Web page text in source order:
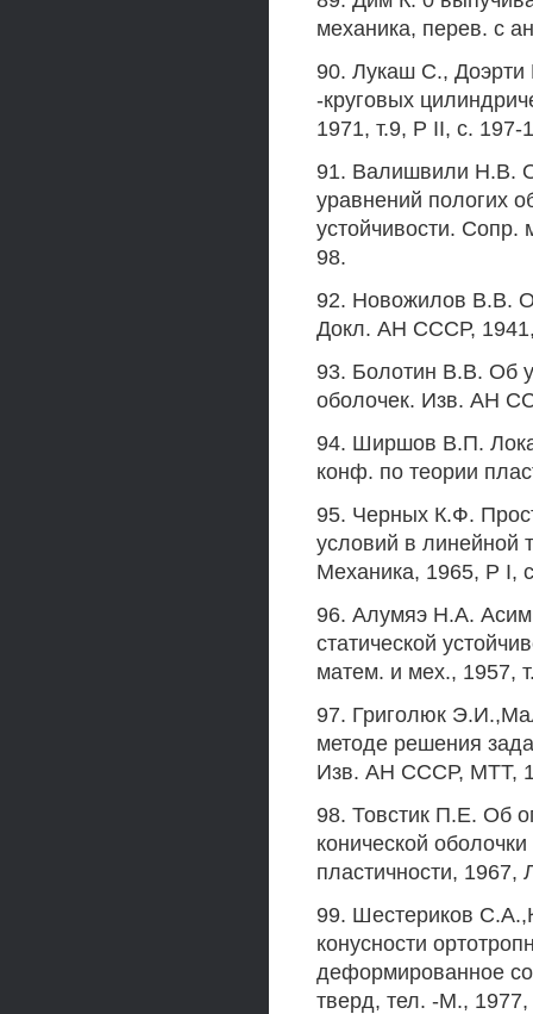
механика, перев. с
90. Лукаш С., Доэрти
-круговых
1971, т.9, Р II, с. 197-
91. Валишвили Н.В.
уравнений пологих
устойчивости. Сопр.
98.
92. Новожилов В.В.
Докл. АН СССР,
93. Болотин В.В. Об
оболочек. Изв. АН
94. Ширшов В.П.
конф. по теории
95. Черных К.Ф.
условий в линейной
Механика, 1965, Р I,
96. Алумяэ Н.А.
статической
матем. и мех., 1957,
97. Григолюк
методе решения
Изв. АН СССР, МТТ,
98. Товстик П.Е. Об
конической
пластичности, 1967,
99. Шестериков
конусности
деформированное
тверд, тел. -М., 1977,